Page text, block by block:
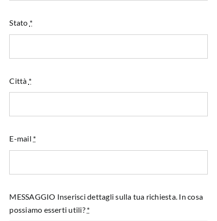
Stato *
Città *
E-mail *
MESSAGGIO Inserisci dettagli sulla tua richiesta. In cosa
possiamo esserti utili? *